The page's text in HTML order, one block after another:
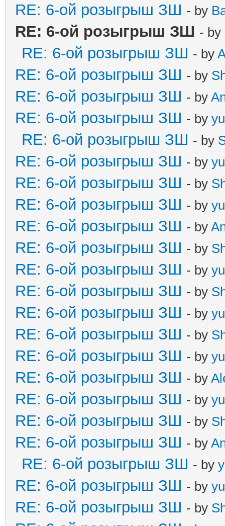
RE: 6-ой розыгрыш ЗШ - by
RE: 6-ой розыгрыш ЗШ - by
RE: 6-ой розыгрыш ЗШ - by
RE: 6-ой розыгрыш ЗШ - by
RE: 6-ой розыгрыш ЗШ - by
RE: 6-ой розыгрыш ЗШ - by
RE: 6-ой розыгрыш ЗШ - by
RE: 6-ой розыгрыш ЗШ - by
RE: 6-ой розыгрыш ЗШ - by
RE: 6-ой розыгрыш ЗШ - by
RE: 6-ой розыгрыш ЗШ - by
RE: 6-ой розыгрыш ЗШ - by
RE: 6-ой розыгрыш ЗШ - by
RE: 6-ой розыгрыш ЗШ - by
RE: 6-ой розыгрыш ЗШ - by
RE: 6-ой розыгрыш ЗШ - by
RE: 6-ой розыгрыш ЗШ - by
RE: 6-ой розыгрыш ЗШ - by
RE: 6-ой розыгрыш ЗШ - by
RE: 6-ой розыгрыш ЗШ - by
RE: 6-ой розыгрыш ЗШ - by
RE: 6-ой розыгрыш ЗШ - by
RE: 6-ой розыгрыш ЗШ - by
RE: 6-ой розыгрыш ЗШ - by